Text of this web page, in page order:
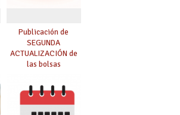
Publicación de
SEGUNDA
ACTUALIZACIÓN de
las bolsas
Cuerpo de Maestros
de especialidades
convocadas a